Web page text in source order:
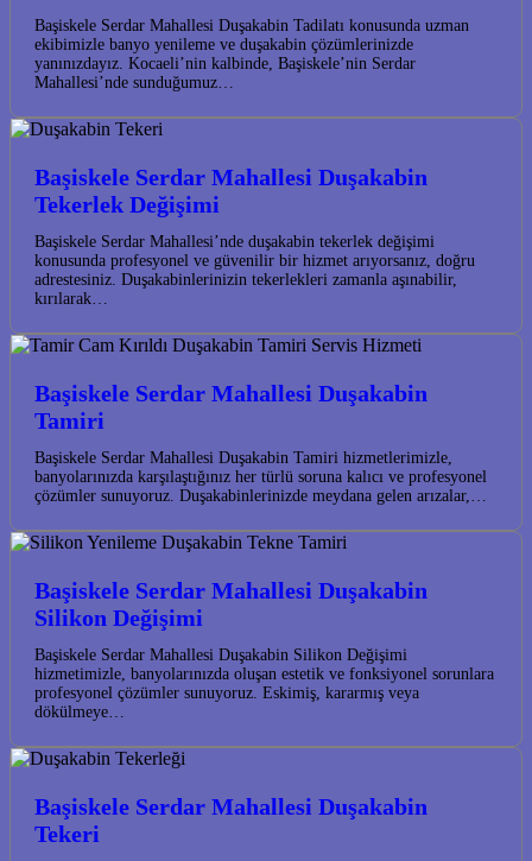
Başiskele Serdar Mahallesi Duşakabin Tadilatı konusunda uzman
ekibimizle banyo yenileme ve duşakabin çözümlerinizde
yanınızdayız. Kocaeli’nin kalbinde, Başiskele’nin Serdar
Mahallesi’nde sunduğumuz…
Başiskele Serdar Mahallesi Duşakabin
Tekerlek Değişimi
Başiskele Serdar Mahallesi’nde duşakabin tekerlek değişimi
konusunda profesyonel ve güvenilir bir hizmet arıyorsanız, doğru
adrestesiniz. Duşakabinlerinizin tekerlekleri zamanla aşınabilir,
kırılarak…
Başiskele Serdar Mahallesi Duşakabin
Tamiri
Başiskele Serdar Mahallesi Duşakabin Tamiri hizmetlerimizle,
banyolarınızda karşılaştığınız her türlü soruna kalıcı ve profesyonel
çözümler sunuyoruz. Duşakabinlerinizde meydana gelen arızalar,…
Başiskele Serdar Mahallesi Duşakabin
Silikon Değişimi
Başiskele Serdar Mahallesi Duşakabin Silikon Değişimi
hizmetimizle, banyolarınızda oluşan estetik ve fonksiyonel sorunlara
profesyonel çözümler sunuyoruz. Eskimiş, kararmış veya
dökülmeye…
Başiskele Serdar Mahallesi Duşakabin
Tekeri